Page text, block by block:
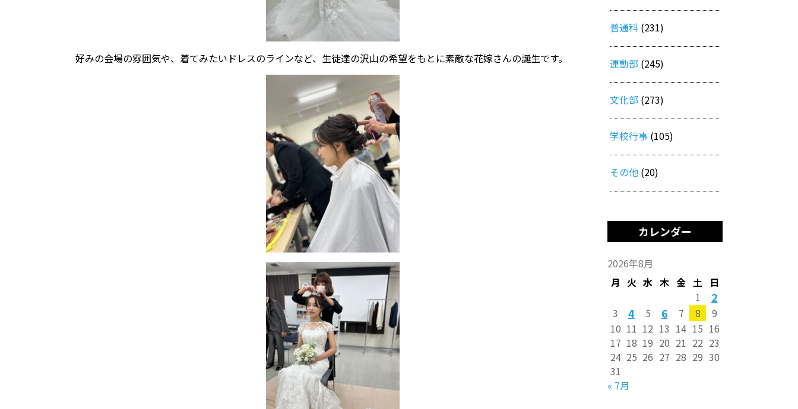
好みの会場の雰囲気や、着てみたいドレスのラインなど、生徒達の沢山の希望をもとに素敵な花嫁さんの誕生です。
普通科 (231)
運動部 (245)
文化部 (273)
学校行事 (105)
その他 (20)
カレンダー
2026年8月
月 火 水 木 金 土 日
« 7月
1 2
3 4 5 6 7 8
9
10 11 12 13 14 15 16
17 18 19 20 21 22 23
24 25 26 27 28 29 30
31